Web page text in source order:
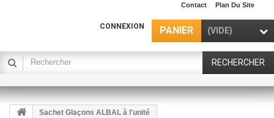
Contact Plan Du Site
PANIER (VIDE)
CONNEXION
RECHERCHER
Sachet Glaçons ALBAL à l'unité